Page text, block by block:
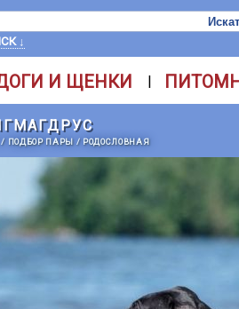
↓
И ЩЕНКИ |
ПОДБОР ПАРЫ / РОДОСЛОВНАЯ